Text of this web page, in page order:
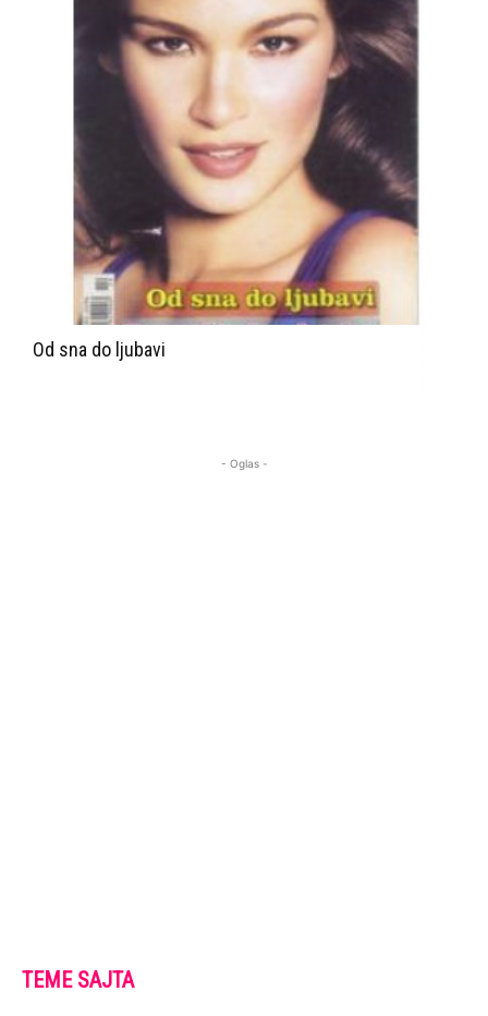
Od sna do ljubavi
- Oglas -
TEME SAJTA